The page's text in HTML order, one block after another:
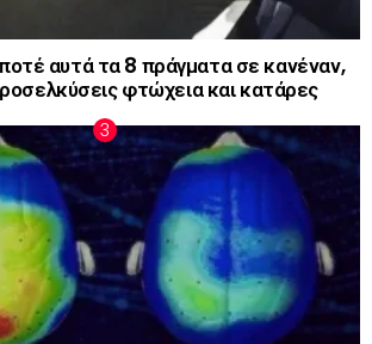
αυτά τα 8 πράγματα σε κανέναν,
φτώχεια και κατάρες